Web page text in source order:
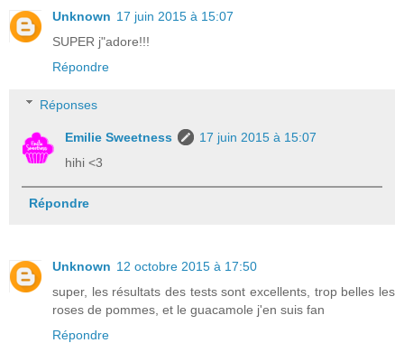
Unknown 17 juin 2015 à 15:07
SUPER j"adore!!!
Répondre
Réponses
Emilie Sweetness
17 juin 2015 à 15:07
hihi <3
Répondre
Unknown 12 octobre 2015 à 17:50
super, les résultats des tests sont excellents, trop belles les
roses de pommes, et le guacamole j'en suis fan
Répondre